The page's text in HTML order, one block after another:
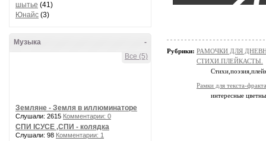
шытье (41)
Юнайс (3)
-
Музыка
Все (5)
Земляне - Земля в иллюминаторе
Слушали: 2615 Комментарии: 0
СПИ ІСУСЕ ,СПИ - колядка
Слушали: 98 Комментарии: 1
Рубрики: РАМОЧКИ ДЛЯ
СТИХИ.ПЛЕЙКАСТЫ.
Рамки для текста-
интересные